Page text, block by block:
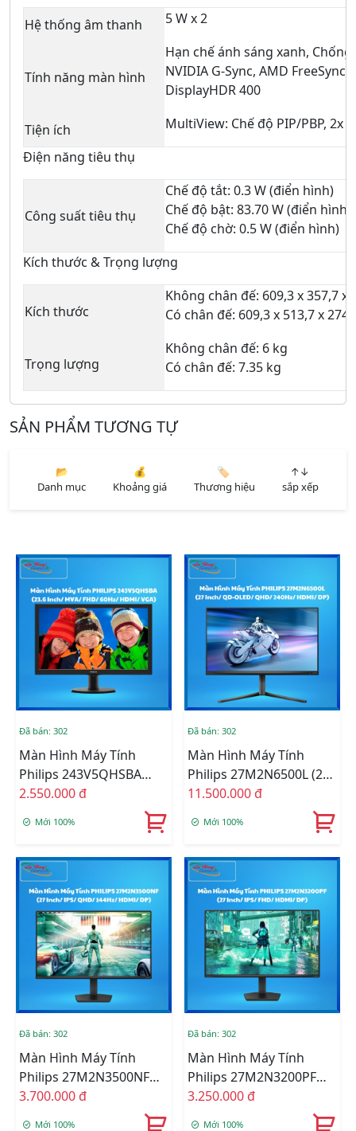
Hệ thống âm thanh 5 W x 2
Tính năng màn hình
Hạn chế ánh sáng xanh,
NVIDIA G-Sync, AMD FreeSync
DisplayHDR 400
Tiện ích
MultiView: Chế độ PIP/PBP, 2x
Điện năng tiêu thụ
Công suất tiêu thụ
Chế độ tắt: 0.3 W (điển hình)
Chế độ bật: 83.70 W (điển hình)
Chế độ chờ: 0.5 W (điển hình)
Kích thước & Trọng lượng
Kích thước
Không chân đế: 609,3 x 357,7 x
Có chân đế: 609,3 x 513,7 x
Trọng lượng
Không chân đế: 6 kg
Có chân đế: 7.35 kg
SẢN PHẨM TƯƠNG TỰ
📂
Danh mục
💰
Khoảng giá
🏷️
Thương hiệu
↑↓
sắp xếp
Đã bán: 302
Màn Hình Máy Tính
Philips 243V5QHSBA
(23.6 Inch/ MVA/ FHD/
2.550.000 đ
Mới 100%
Đã bán: 302
Màn Hình Máy Tính
Philips 27M2N6500L (27
Inch/ QD-OLED/ QHD/
11.500.000 đ
Mới 100%
Đã bán: 302
Màn Hình Máy Tính
Philips 27M2N3500NF
(27 Inch/ IPS/ QHD/
3.700.000 đ
Mới 100%
Đã bán: 302
Màn Hình Máy Tính
Philips 27M2N3200PF
(27 Inch/ IPS/ FHD/
3.250.000 đ
Mới 100%